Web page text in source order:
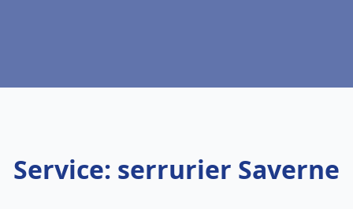
Service: serrurier Saverne